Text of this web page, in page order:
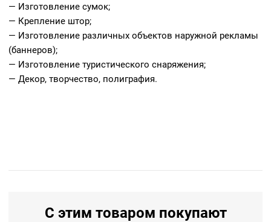
— Изготовление сумок;
— Крепление штор;
— Изготовление различных объектов наружной рекламы
(баннеров);
— Изготовление туристического снаряжения;
— Декор, творчество, полиграфия.
С этим товаром покупают